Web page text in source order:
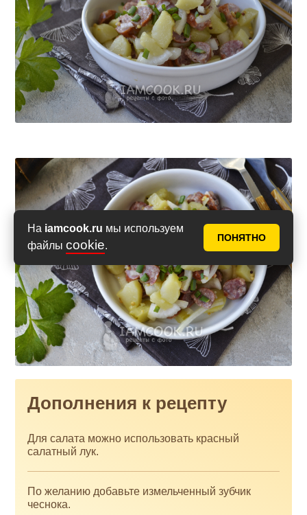
На iamcook.ru мы используем
файлы cookie.
ПОНЯТНО
Дополнения к рецепту
Для салата можно использовать красный
салатный лук.
По желанию добавьте измельченный зубчик
чеснока.